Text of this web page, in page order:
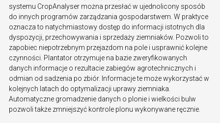
systemu CropAnalyser można przesłać w ujednolicony sposób
do innych programów zarządzania gospodarstwem. W praktyce
oznacza to natychmiastowy dostęp do informacji istotnych dla
dyspozycji, przechowywania i sprzedaży ziemniaków. Pozwoli to
zapobiec niepotrzebnym przejazdom na pole i usprawnić kolejne
czynności. Plantator otrzymuje na bazie zweryfikowanych
danych informacje o rezultacie zabiegów agrotechnicznych i
odmian od sadzenia po zbiór. Informacje te może wykorzystać w
kolejnych latach do optymalizacji uprawy ziemniaka.
Automatyczne gromadzenie danych o plonie i wielkości bulw
pozwoli także zmniejszyć kontrole plonu wykonywane ręcznie.